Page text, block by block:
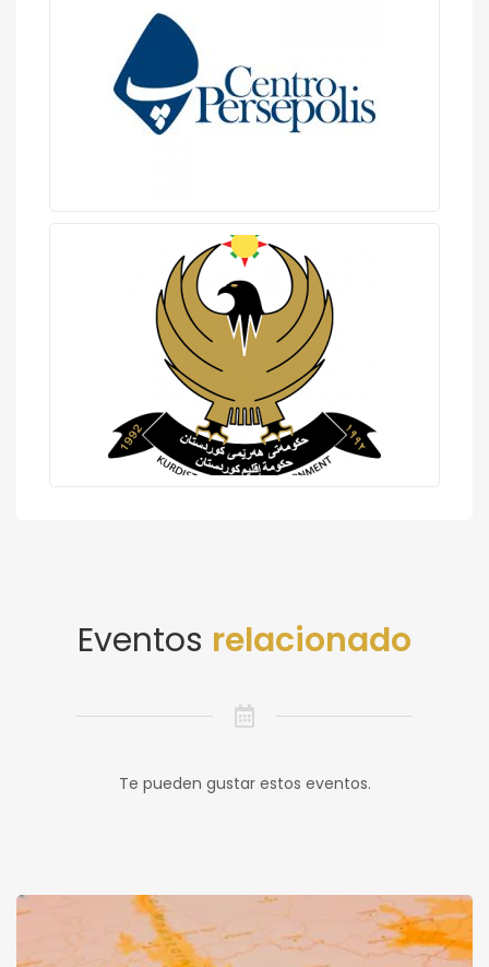
Eventos relacionado
Te pueden gustar estos eventos.